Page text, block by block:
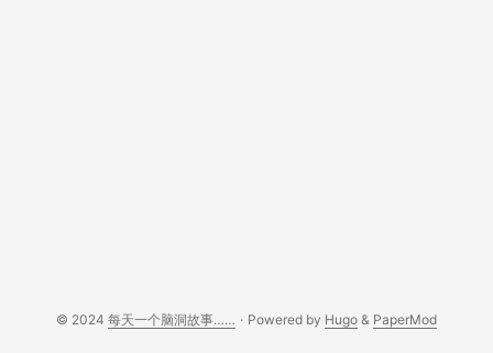
© 2024 每天一个脑洞故事…… · Powered by Hugo & PaperMod